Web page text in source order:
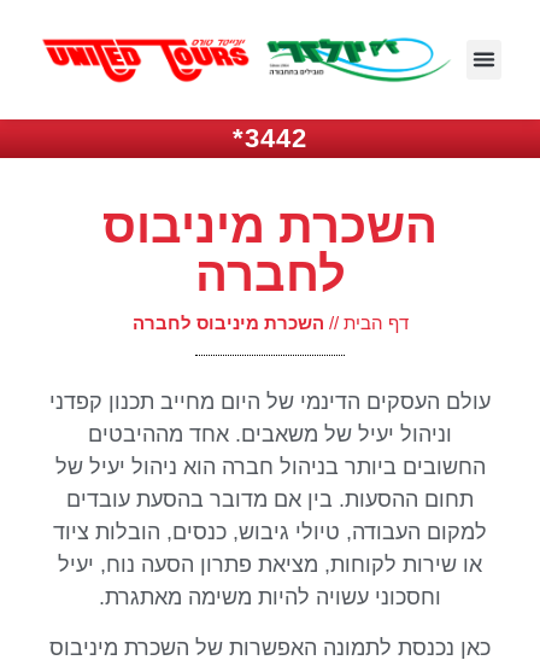
3442*
השכרת מיניבוס
לחברה
דף הבית // השכרת מיניבוס לחברה
עולם העסקים הדינמי של היום מחייב תכנון קפדני
וניהול יעיל של משאבים. אחד מההיבטים
החשובים ביותר בניהול חברה הוא ניהול יעיל של
תחום ההסעות. בין אם מדובר בהסעת עובדים
למקום העבודה, טיולי גיבוש, כנסים, הובלות ציוד
או שירות לקוחות, מציאת פתרון הסעה נוח, יעיל
וחסכוני עשויה להיות משימה מאתגרת.
כאן נכנסת לתמונה האפשרות של השכרת מיניבוס